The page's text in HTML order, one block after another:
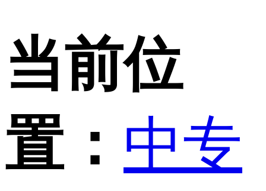
当前位
置： 中专